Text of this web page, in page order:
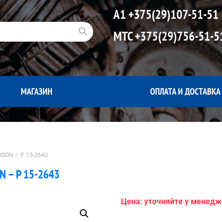
А1+375(29)107-51-51
МТС+375(29)756-51-
МАГАЗИН ОПЛАТА И ДОСТАВКА
– P 15-2643
– P 15-2643
Цена: уточняйте у